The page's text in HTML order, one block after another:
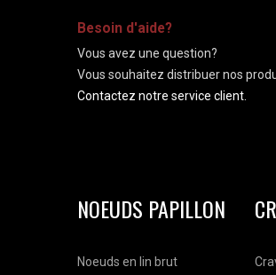
Besoin d'aide?
Vous avez une question?
Vous souhaitez distribuer nos
Contactez notre service client.
NOEUDS PAPILLON
Noeuds en lin brut